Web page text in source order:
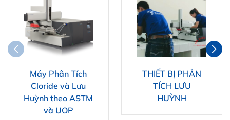
Máy Phân Tích
Cloride và Lưu
Huỳnh theo ASTM
và UOP
THIẾT BỊ PHÂN
TÍCH LƯU
HUỲNH